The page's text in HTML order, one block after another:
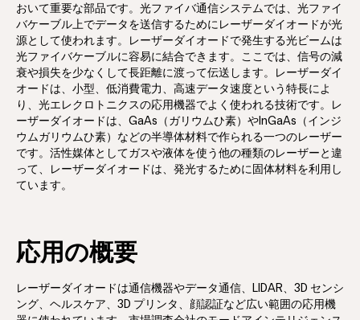
おいて重要な部品です。光ファイバ通信システムでは、光ファイ
バケーブル上でデータを送信するためにレーザーダイオードが光
源として使われます。レーザーダイオードで発生する光ビームは
光ファイバケーブルに容易に結合できます。ここでは、信号の減
衰や損失を少なくして長距離に渡って伝送します。レーザーダイ
オードは、小型、低消費電力、高速データ速度という特長によ
り、光エレクロトニクスの応用機器でよく使われる技術です。レ
ーザーダイオードは、GaAs（ガリウムひ素）やInGaAs（インジ
ウムガリウムひ素）などの半導体材料で作られる一つのレーザー
です。活性媒体としてガスや液体を使う他の種類のレーザーと違
って、レーザーダイオードは、発光するために固体材料を利用し
ています。
応用の概要
レーザーダイオードは通信機器やデータ通信、LIDAR、3D センシ
ング、ヘルスケア、3D プリンタ、顔認証など広い範囲の応用機